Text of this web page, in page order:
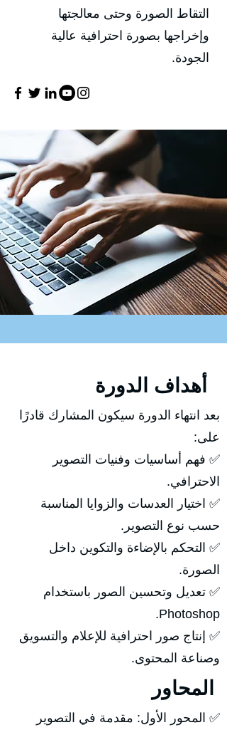
التقاط الصورة وحتى معالجتها
وإخراجها بصورة احترافية عالية
الجودة.
بعد انتهاء الدورة سيكون المشارك قادرًا
على:
✅ فهم أساسيات وفنيات التصوير
الاحترافي.
✅ اختيار العدسات والزوايا المناسبة
حسب نوع التصوير.
✅ التحكم بالإضاءة والتكوين داخل
الصورة.
✅ تعديل وتحسين الصور باستخدام
Photoshop.
✅ إنتاج صور احترافية للإعلام والتسويق
وصناعة المحتوى.
✅ المحور الأول: مقدمة في التصوير